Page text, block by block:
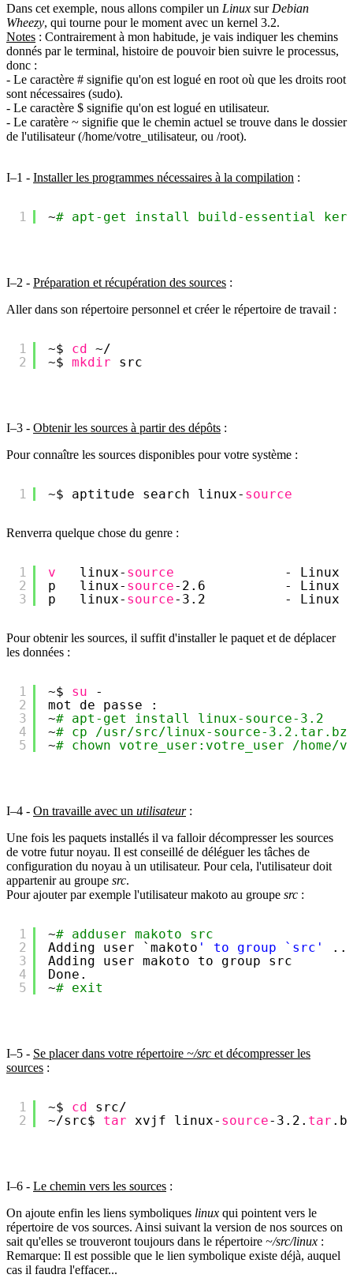
Dans cet exemple, nous allons compiler un Linux sur Debian
Wheezy, qui tourne pour le moment avec un kernel 3.2.
Notes : Contrairement à mon habitude, je vais indiquer les chemins
donnés par le terminal, histoire de pouvoir bien suivre le processus,
donc :
- Le caractère # signifie qu'on est logué en root où que les droits root
sont nécessaires (sudo).
- Le caractère $ signifie qu'on est logué en utilisateur.
- Le caratère ~ signifie que le chemin actuel se trouve dans le dossier
de l'utilisateur (/home/votre_utilisateur, ou /root).
I–1 - Installer les programmes nécessaires à la compilation :
1 ~# apt-get install build-essential
I–2 - Préparation et récupération des sources :
Aller dans son répertoire personnel et créer le répertoire de travail :
1
2
~$ cd ~/
~$ mkdir src
I–3 - Obtenir les sources à partir des dépôts :
Pour connaître les sources disponibles pour votre système :
1 ~$ aptitude search linux- source
Renverra quelque chose du genre :
1
2
3
v linux- source
- Linux
p   linux- source-2.6          -
p   linux- source-3.2          -
Pour obtenir les sources, il suffit d'installer le paquet et de déplacer
les données :
1
2
3
4
5
~$ su
-
mot de passe :
~# apt-get install linux-source-3.2
~# cp /usr/src/linux-source-
~# chown votre_user:votre_user /
I–4 - On travaille avec un utilisateur:
Une fois les paquets installés il va falloir décompresser les sources
de votre futur noyau. Il est conseillé de déléguer les tâches de
configuration du noyau à un utilisateur. Pour cela, l'utilisateur doit
appartenir au groupe src.
Pour ajouter par exemple l'utilisateur makoto au groupe src :
1
2
3
4
5
~# adduser makoto src
Adding user `makoto ' to group `src'
Adding user makoto to group src
Done.
~# exit
I–5 - Se placer dans votre répertoire ~/src et décompresser les
sources :
1
2
~$ cd
src/
~/src$ tar xvjf linux- source-3.2. tar
I–6 - Le chemin vers les sources :
On ajoute enfin les liens symboliques linux qui pointent vers le
répertoire de vos sources. Ainsi suivant la version de nos sources on
sait qu'elles se trouveront toujours dans le répertoire ~/src/linux :
Remarque: Il est possible que le lien symbolique existe déjà, auquel
cas il faudra l'effacer...